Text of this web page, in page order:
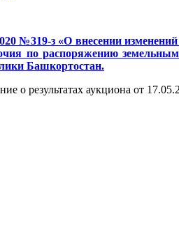
№319-з «О внесении
по распоряжению
Башкортостан.
о результатах аукциона от